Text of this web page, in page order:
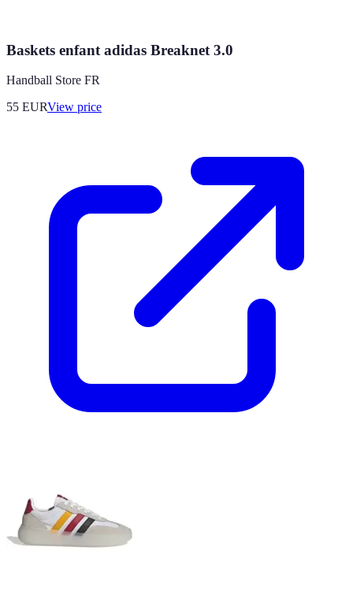
Baskets enfant adidas Breaknet 3.0
Handball Store FR
55 EURView price